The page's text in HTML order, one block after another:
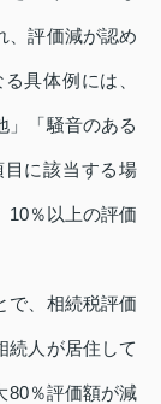
、評価減が認め
具体例には、
」「騒音のある
に該当する場
10％以上の評価
で、相続税評価
続人が居住して
80％評価額が減